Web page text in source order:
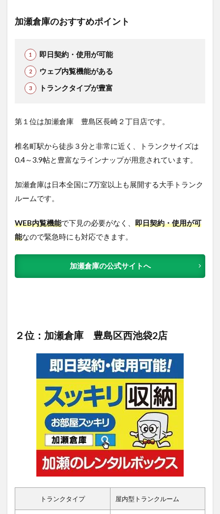
加瀬倉庫のおすすめポイント
即日契約・使用が可能
ウェブ内覧機能がある
トランクタイプが豊富
第１位は加瀬倉庫 豊島区長崎２丁目店です。
椎名町駅から徒歩３分と非常に近く、トランクサイズは
0.4～3.9帖と豊富なラインナップが用意されています。
加瀬倉庫は日本全国に7万室以上も展開する大手トランク
ルームです。
WEB内覧機能で下見の必要がなく、 即日契約・使用が可
能なので緊急時にも対応できます。
加瀬倉庫の公式サイトへ
２位：加瀬倉庫 豊島区西池袋2店
トランクタイプ 屋内型トランクルーム